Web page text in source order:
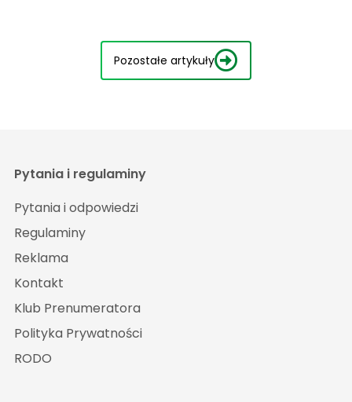
Pozostałe artykuły
Pytania i regulaminy
Pytania i odpowiedzi
Regulaminy
Reklama
Kontakt
Klub Prenumeratora
Polityka Prywatności
RODO